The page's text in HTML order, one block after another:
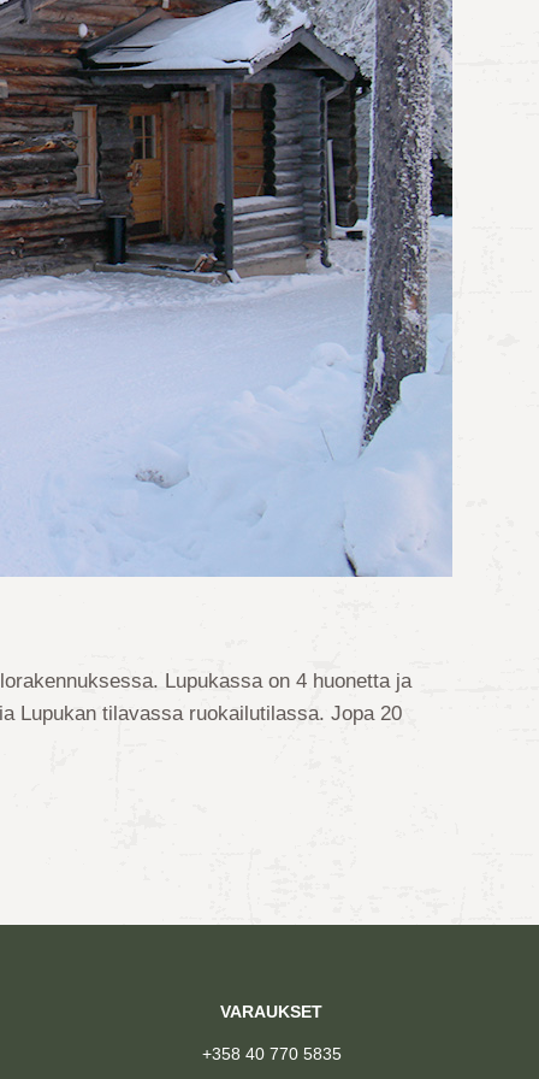
Lupukassa on 4 huonetta ja
Lupukan tilavassa ruokailutilassa. Jopa 20
VARAUKSET
+358 40 770 5835